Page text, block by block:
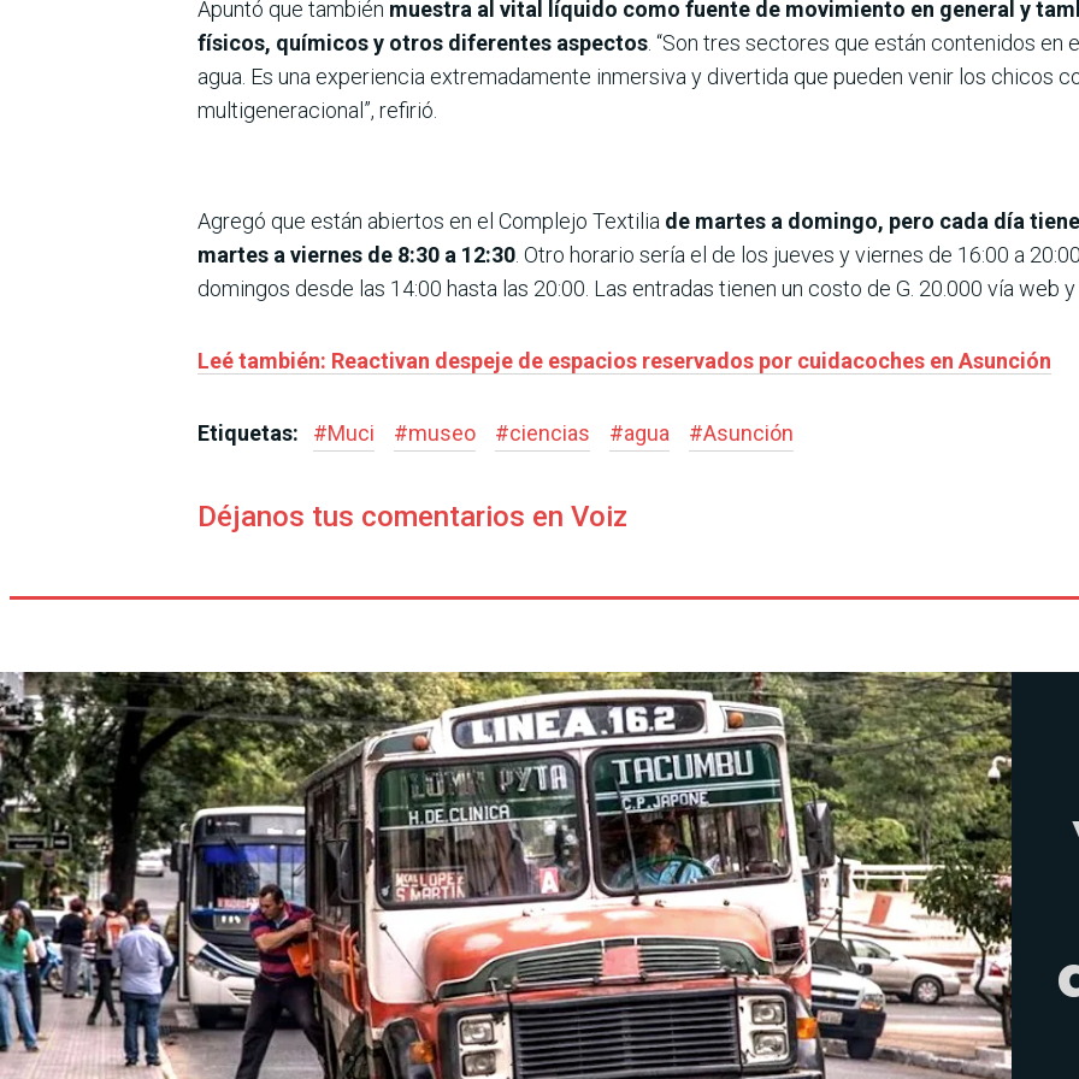
Apuntó que también muestra al vital líquido como fuente de movimiento en general y
físicos, químicos y otros diferentes aspectos . “Son tres sectores que están contenidos
agua. Es una experiencia extremadamente inmersiva y divertida que pueden venir los chicos
multigeneracional”, refirió.
Agregó que están abiertos en el Complejo Textilia de martes a domingo, pero cada día
martes a viernes de 8:30 a 12:30 . Otro horario sería el de los jueves y viernes de 16:00 a
domingos desde las 14:00 hasta las 20:00. Las entradas tienen un costo de G. 20.000 vía web y
Leé también: Reactivan despeje de espacios reservados por cuidacoches en Asunción
Etiquetas: #Muci #museo #ciencias #agua #Asunción
Déjanos tus comentarios en Voiz